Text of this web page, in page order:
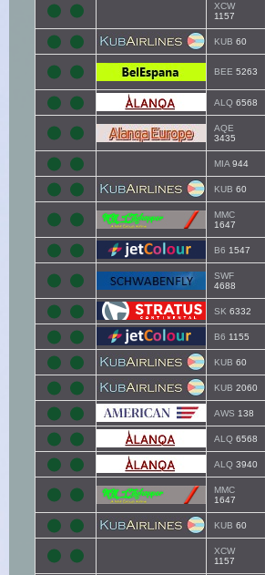
XCW
1157
KUB 60
BEE 5263
ALQ 6568
AQE
3435
MIA 944
KUB 60
MMC
1647
B6 1547
SWF
4688
SK 6332
B6 1155
KUB 60
KUB 2060
AWS 138
ALQ 6568
ALQ 3940
MMC
1647
KUB 60
XCW
1157